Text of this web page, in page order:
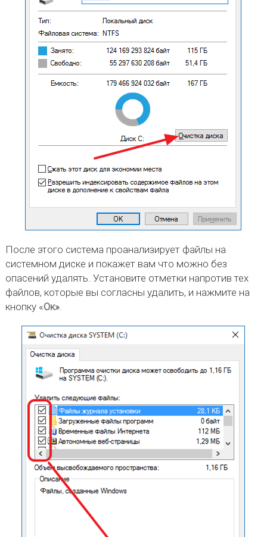
После этого система проанализирует файлы на
системном диске и покажет вам что можно без
опасений удалять. Установите отметки напротив тех
файлов, которые вы согласны удалить, и нажмите на
кнопку «Ок».